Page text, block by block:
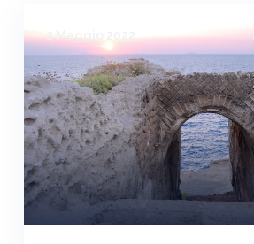
2 Maggio 2022